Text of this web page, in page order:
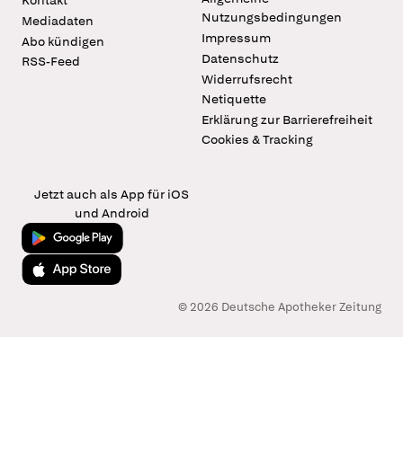
Mediadaten
Abo kündigen
RSS-Feed
Nutzungsbedingungen
Impressum
Datenschutz
Widerrufsrecht
Netiquette
Erklärung zur Barrierefreiheit
Cookies & Tracking
Jetzt auch als App für iOS
und Android
Jetzt bei Google Play
Laden im App Store
© 2026 Deutsche Apotheker Zeitung